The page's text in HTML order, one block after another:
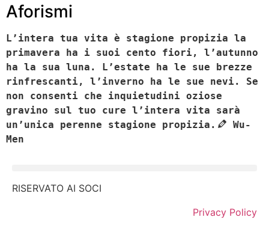
Aforismi
L’intera tua vita è stagione propizia la
primavera ha i suoi cento fiori, l’autunno
ha la sua luna. L’estate ha le sue brezze
rinfrescanti, l’inverno ha le sue nevi. Se
non consenti che inquietudini oziose
gravino sul tuo cure l’intera vita sarà
un’unica perenne stagione propizia.
Wu-
Men
RISERVATO AI SOCI
Privacy Policy